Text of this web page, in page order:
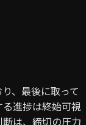
、最後に取って
進捗は終始可視
は、締切の圧力